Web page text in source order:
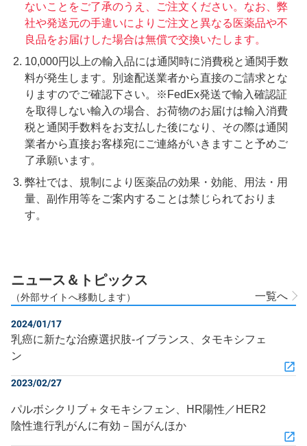
ないことをご了承のうえ、ご注文ください。なお、弊
社や発送元の手違いによりご注文と異なる医薬品や不
良品をお届けした場合は無償で交換いたします。
10,000円以上の輸入品には通関時に消費税と通関手数
料が発生します。別途配送業者から直接のご請求とな
りますのでご確認下さい。※FedEx発送で輸入確認証
を取得しない輸入の場合、お荷物のお届けは輸入消費
税と通関手数料をお支払した後になり、その際は通関
業者から直接お客様宛にご連絡がいきますこと予めご
了承願います。
弊社では、規制により医薬品の効果・効能、用法・用
量、副作用等をご案内することは禁じられておりま
す。
ニュース＆トピックス
（外部サイトへ移動します） 一覧へ
2024/01/17
乳癌に新たな治療選択肢‐イブランス、タモキシフェ
ン
2023/02/27
パルボシクリブ＋タモキシフェン、HR陽性／HER2
陰性進行乳がんに有効－国がんほか